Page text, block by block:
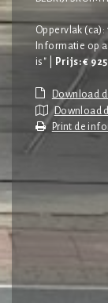
Oppervlak (ca):
Informatie op
is" |
Prijs: €
Download
Print de